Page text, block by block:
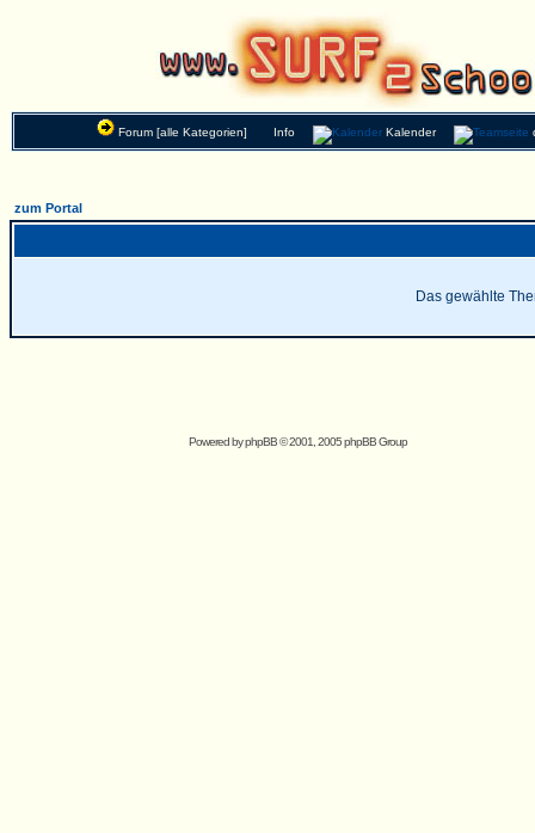
Forum [alle Kategorien] Info Kalender
zum Portal
Das gewählte
Powered byphpBB© 2001, 2005 phpBB Group